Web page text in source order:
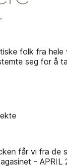
folk fra
seg for å
får vi fra de
- APRIL